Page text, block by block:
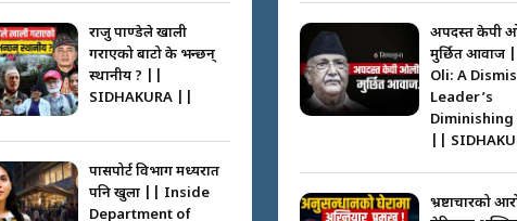
राजु पाण्डेले खाली
गराएको बाटो के भन्छन्
स्थानीय ? ||
SIDHAKURA ||
पासपोर्ट विभाग मध्यरात
पनि खुला || Inside
Department of
अपदस्त केपी
मुर्छित आवाज
Oli: A
Leader’s
Diminishing
||
भ्रष्टाचारको